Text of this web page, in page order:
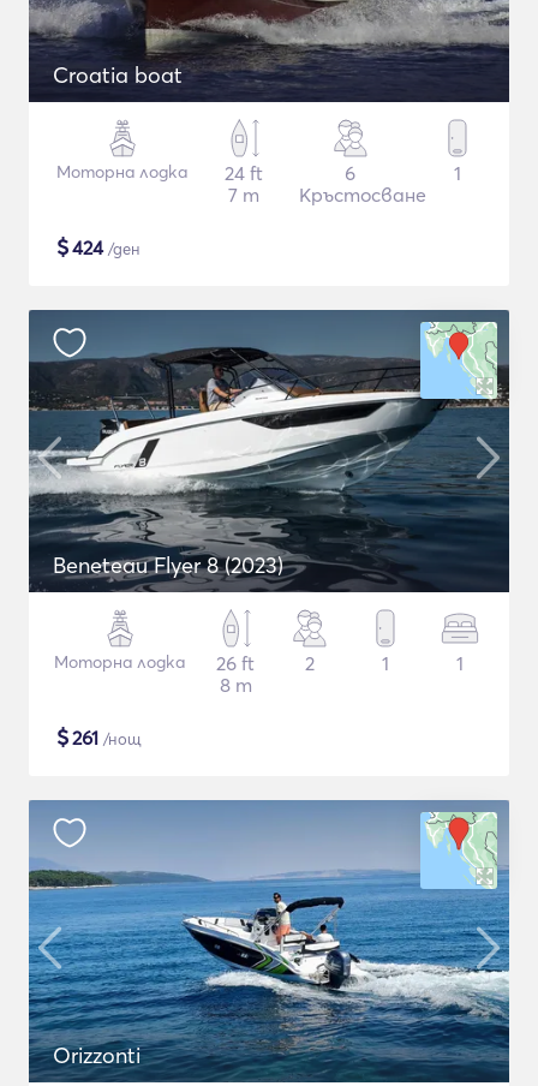
Croatia boat
Моторна лодка
24 ft
7 m
6
Кръстосване
1
$424/ден
Beneteau Flyer 8 (2023)
Моторна лодка
26 ft
8 m
2 1 1
$261 /нощ
Orizzonti